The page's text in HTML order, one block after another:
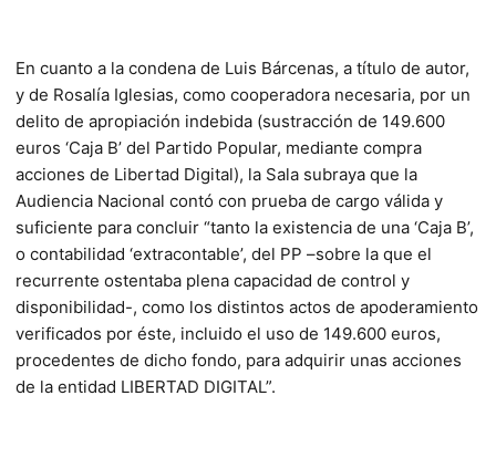
En cuanto a la condena de Luis Bárcenas, a título de autor,
y de Rosalía Iglesias, como cooperadora necesaria, por un
delito de apropiación indebida (sustracción de 149.600
euros ‘Caja B’ del Partido Popular, mediante compra
acciones de Libertad Digital), la Sala subraya que la
Audiencia Nacional contó con prueba de cargo válida y
suficiente para concluir “tanto la existencia de una ‘Caja B’,
o contabilidad ‘extracontable’, del PP –sobre la que el
recurrente ostentaba plena capacidad de control y
disponibilidad-, como los distintos actos de apoderamiento
verificados por éste, incluido el uso de 149.600 euros,
procedentes de dicho fondo, para adquirir unas acciones
de la entidad LIBERTAD DIGITAL”.